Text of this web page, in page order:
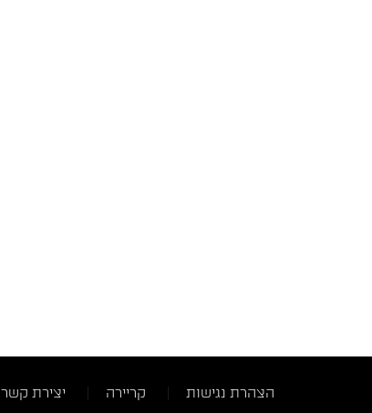
הצהרת נגישות קריירה יצירת קשר